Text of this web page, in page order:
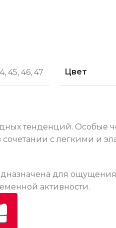
, 45, 46, 47 Цвет
тенденций. Особые
с легкими и
для
активности.